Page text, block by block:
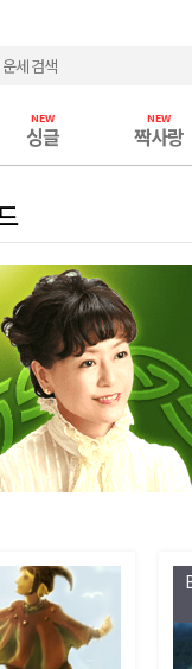
싱글 짝사랑